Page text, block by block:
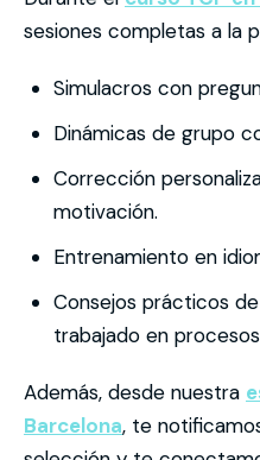
sesiones completas a la
Simulacros con
Dinámicas de grupo
Corrección
motivación.
Entrenamiento en
Consejos prácticos
trabajado en
Además, desde nuestra
Barcelona, te